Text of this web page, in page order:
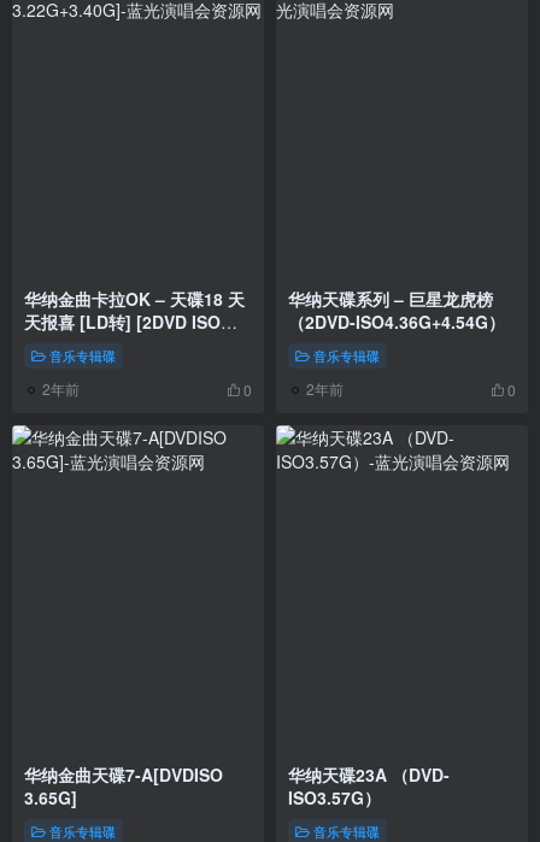
华纳金曲卡拉OK – 天碟18 天
天报喜 [LD转] [2DVD ISO
3.22G+3.40G]
音乐专辑碟
2年前 0
华纳天碟系列 – 巨星龙虎榜
（2DVD-ISO4.36G+4.54G）
音乐专辑碟
2年前 0
华纳金曲天碟7-A[DVDISO
3.65G]
音乐专辑碟
华纳天碟23A （DVD-
ISO3.57G）
音乐专辑碟